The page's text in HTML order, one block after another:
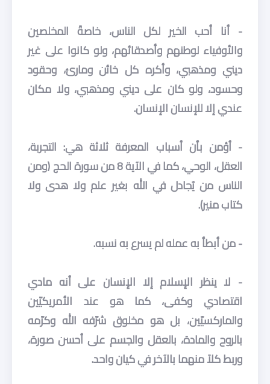
- أنا أحب الخير لكل الناس، خاصةً المخلصين
والأوفياء لوطنهم وأصدقائهم، ولو كانوا على غير
ديني ومذهبي، وأكره كل خائن ومارئ، وحقود
وحسود، ولو كان على ديني ومذهبي، ولا مكان
عندي إلا للإنسان الإنسان.
- أؤمن بأن أسباب المعرفة ثلاثة هي: التجربة،
العقل، الوحي، كما في الآية 8 من سورة الحج (ومن
الناس من يُجادل في الله بغير علم ولا هدى ولا
كتاب منير).
- من أبطأ به عمله لم يسرع به نسبه.
- لا ينظر الإسلام إلا الإنسان على أنه مادي
اقتصادي وكفى، كما هو عند الأمريكيّين
والماركسيّين، بل هو مخلوق شرّفه الله وكرّمه
بالروح والمادة، بالعقل والجسم على أحسن صورة،
وربط كلاَ منهما بالآخر في كيان واحد.